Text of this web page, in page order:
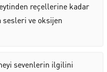
reçellerine kadar
sesleri ve oksijen
sevenlerin ilgilini